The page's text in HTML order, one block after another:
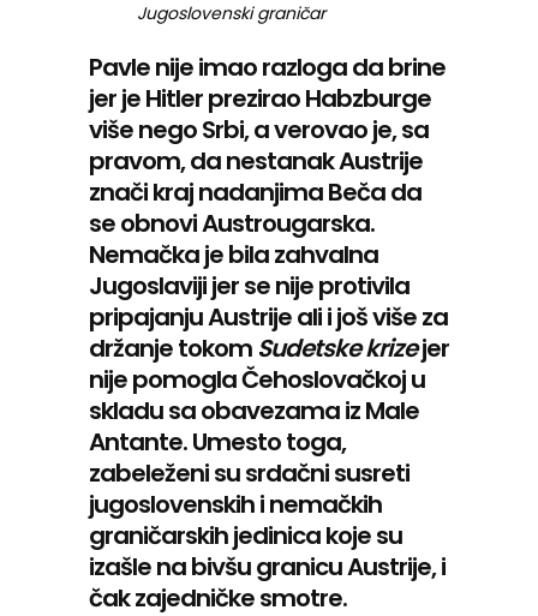
Jugoslovenski graničar
Pavle nije imao razloga da brine
jer je Hitler prezirao Habzburge
više nego Srbi, a verovao je, sa
pravom, da nestanak Austrije
znači kraj nadanjima Beča da
se obnovi Austrougarska.
Nemačka je bila zahvalna
Jugoslaviji jer se nije protivila
pripajanju Austrije ali i još više za
držanje tokom Sudetske krizejer
nije pomogla Čehoslovačkoj u
skladu sa obavezama iz Male
Antante. Umesto toga,
zabeleženi su srdačni susreti
jugoslovenskih i nemačkih
graničarskih jedinica koje su
izašle na bivšu granicu Austrije, i
čak zajedničke smotre.